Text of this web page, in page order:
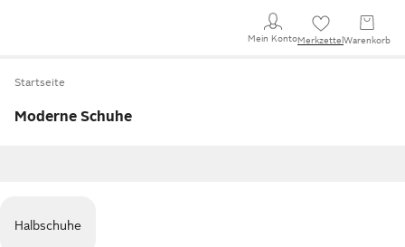
Mein KontoMerkzettel Warenkorb
Startseite
Moderne Schuhe
Halbschuhe